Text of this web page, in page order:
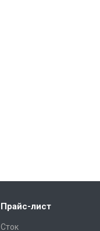
Прайс-лист
Сток